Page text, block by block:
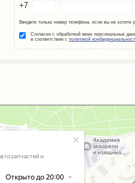
+7
Введите только номер телефона, если вы не хотите
Согласен с обработкой моих персональных
в соответствии с политикой